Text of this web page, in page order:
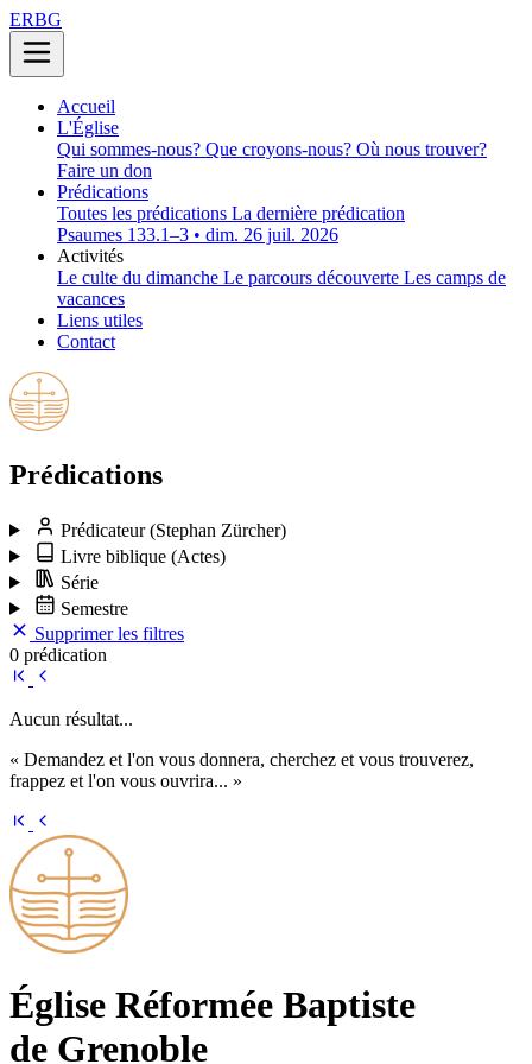
ERBG
Accueil
L'Église
Qui sommes-nous? Que croyons-nous? Où nous trouver?
Faire un don
Prédications
Toutes les prédications La dernière prédication
Psaumes 133.1–3 • dim. 26 juil. 2026
Activités
Le culte du dimanche Le parcours découverte Les camps de
vacances
Liens utiles
Contact
Prédications
Prédicateur(Stephan Zürcher)
Livre biblique (Actes)
Série
Semestre
Supprimer les filtres
0 prédication
Aucun résultat...
« Demandez et l'on vous donnera, cherchez et vous trouverez,
frappez et l'on vous ouvrira... »
Église Ré­for­mée Bap­tiste
de Grenoble